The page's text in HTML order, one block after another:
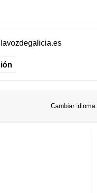
lavozdegalicia.es
Cambiar idioma: